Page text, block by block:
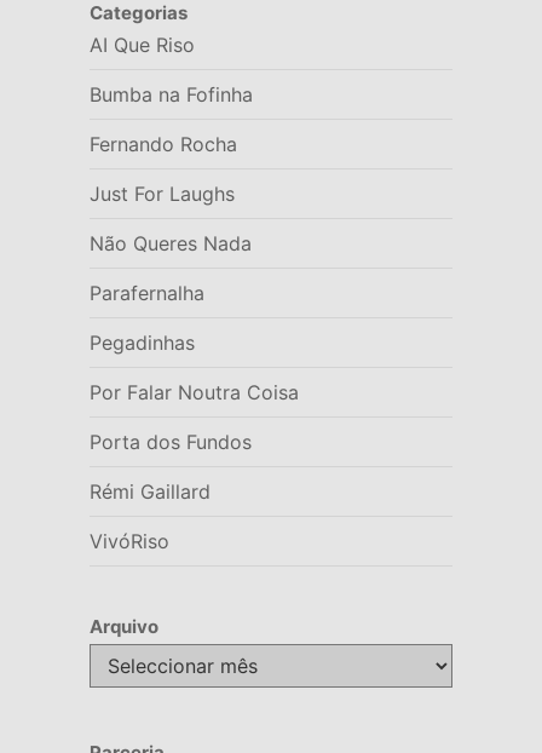
Categorias
AI Que Riso
Bumba na Fofinha
Fernando Rocha
Just For Laughs
Não Queres Nada
Parafernalha
Pegadinhas
Por Falar Noutra Coisa
Porta dos Fundos
Rémi Gaillard
VivóRiso
Arquivo
Arquivo